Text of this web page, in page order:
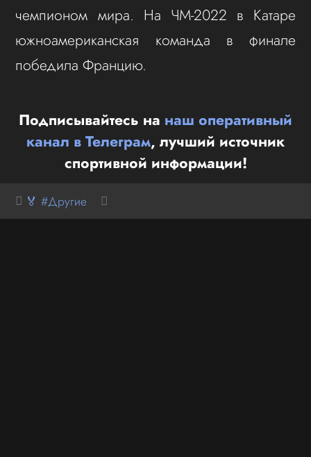
чемпионом мира. На ЧМ-2022 в Катаре
южноамериканская команда в финале
победила Францию.
Подписывайтесь на наш оперативный
канал в Телеграм, лучший источник
спортивной информации!
🏅 #Другие